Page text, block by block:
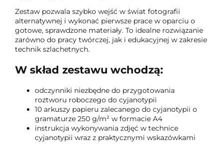
Zestaw pozwala szybko wejść w świat fotografii
alternatywnej i wykonać pierwsze prace w oparciu o
gotowe, sprawdzone materiały. To idealne rozwiązanie
zarówno do pracy twórczej, jak i edukacyjnej w zakresie
technik szlachetnych.
W skład zestawu wchodzą:
odczynniki niezbędne do przygotowania
roztworu roboczego do cyjanotypii
10 arkuszy papieru zalecanego do cyjanotypii o
gramaturze 250 g/m² w formacie A4
instrukcja wykonywania zdjęć w technice
cyjanotypii wraz z praktycznymi wskazówkami